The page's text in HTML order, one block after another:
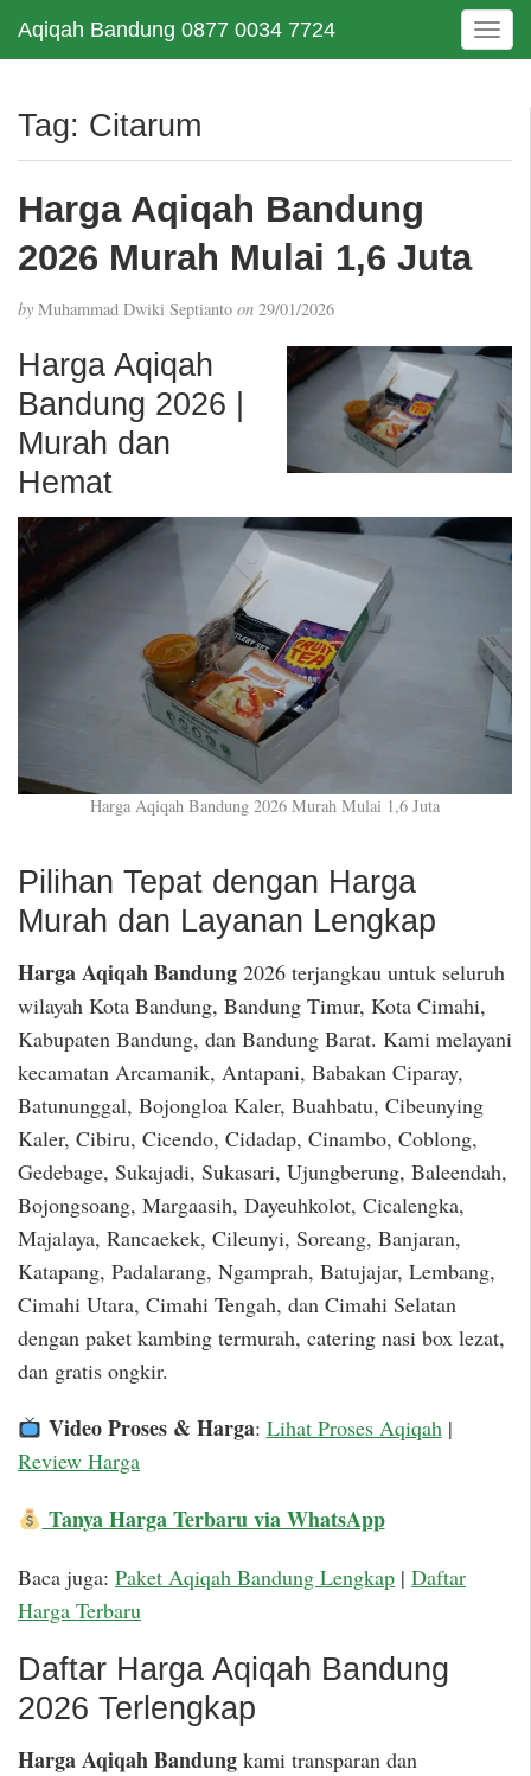
Aqiqah Bandung 0877 0034 7724
T
o
e
t
Tag: Citarum
Harga Aqiqah Bandung
2026 Murah Mulai 1,6 Juta
by Muhammad Dwiki Septianto on 29/01/2026
Harga Aqiqah
Bandung 2026 |
Murah dan
Hemat
Harga Aqiqah Bandung 2026 Murah Mulai 1,6 Juta
Pilihan Tepat dengan Harga
Murah dan Layanan Lengkap
Harga Aqiqah Bandung 2026 terjangkau untuk seluruh
wilayah Kota Bandung, Bandung Timur, Kota Cimahi,
Kabupaten Bandung, dan Bandung Barat. Kami melayani
kecamatan Arcamanik, Antapani, Babakan Ciparay,
Batununggal, Bojongloa Kaler, Buahbatu, Cibeunying
Kaler, Cibiru, Cicendo, Cidadap, Cinambo, Coblong,
Gedebage, Sukajadi, Sukasari, Ujungberung, Baleendah,
Bojongsoang, Margaasih, Dayeuhkolot, Cicalengka,
Majalaya, Rancaekek, Cileunyi, Soreang, Banjaran,
Katapang, Padalarang, Ngamprah, Batujajar, Lembang,
Cimahi Utara, Cimahi Tengah, dan Cimahi Selatan
dengan paket kambing termurah, catering nasi box lezat,
dan gratis ongkir.
Video Proses & Harga: Lihat Proses Aqiqah|
Review Harga
Tanya Harga Terbaru via WhatsApp
Baca juga: Paket Aqiqah Bandung Lengkap | Daftar
Harga Terbaru
Daftar Harga Aqiqah Bandung
2026 Terlengkap
Harga Aqiqah Bandung kami transparan dan